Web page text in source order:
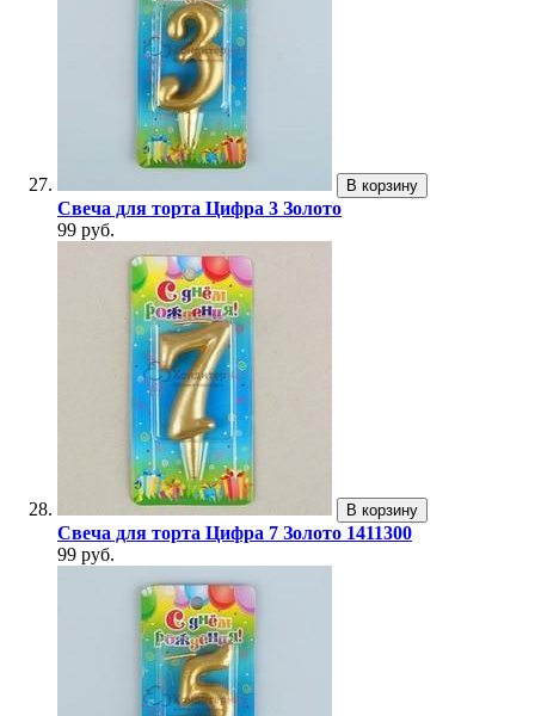
В корзину
Свеча для торта Цифра 3 Золото
99 руб.
В корзину
Свеча для торта Цифра 7 Золото 1411300
99 руб.